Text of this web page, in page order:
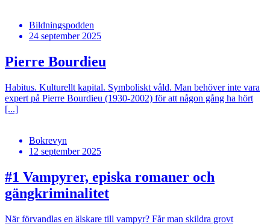
Bildningspodden
24 september 2025
Pierre Bourdieu
Habitus. Kulturellt kapital. Symboliskt våld. Man behöver inte vara
expert på Pierre Bourdieu (1930-2002) för att någon gång ha hört
[...]
Bokrevyn
12 september 2025
#1 Vampyrer, episka romaner och
gängkriminalitet
När förvandlas en älskare till vampyr? Får man skildra grovt